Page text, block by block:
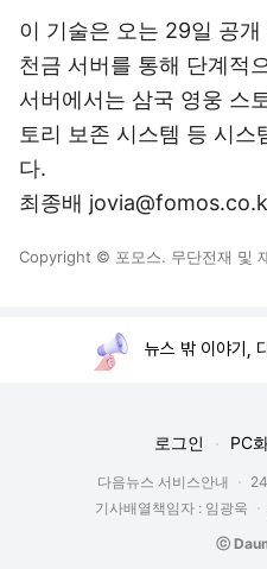
이 기술은 오는 29일 공
천금 서버를 통해 단계적
서버에서는 삼국 영웅 스
토리 보존 시스템 등 시스
다.
최종배
Copyright © 포모스. 무단전재 및
뉴스 밖 이야기,
로그인 PC
다음뉴스 서비스안내
기사배열책임자 : 임광욱
ⓒ